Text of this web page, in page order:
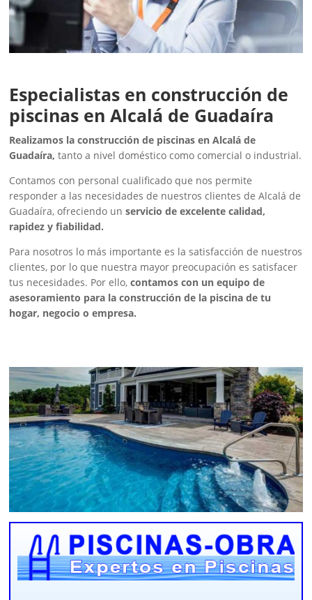
Especialistas en construcción de
piscinas en Alcalá de Guadaíra
Realizamos la construcción de piscinas en Alcalá de
Guadaíra, tanto a nivel doméstico como comercial o industrial.
Contamos con personal cualificado que nos permite
responder a las necesidades de nuestros clientes de Alcalá de
Guadaíra, ofreciendo unservicio de excelente calidad,
rapidez y fiabilidad.
Para nosotros lo más importante es la satisfacción de nuestros
clientes, por lo que nuestra mayor preocupación es satisfacer
tus necesidades. Por ello,contamos con un equipo de
asesoramiento para la construcción de la piscina de tu
hogar, negocio o empresa.